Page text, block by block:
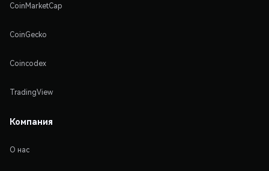
CoinMarketCap
CoinGecko
Coincodex
TradingView
Компания
О нас